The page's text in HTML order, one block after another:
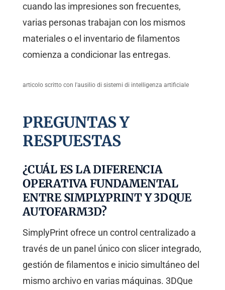
cuando las impresiones son frecuentes,
varias personas trabajan con los mismos
materiales o el inventario de filamentos
comienza a condicionar las entregas.
articolo scritto con l'ausilio di sistemi di intelligenza artificiale
PREGUNTAS Y
RESPUESTAS
¿CUÁL ES LA DIFERENCIA
OPERATIVA FUNDAMENTAL
ENTRE SIMPLYPRINT Y 3DQUE
AUTOFARM3D?
SimplyPrint ofrece un control centralizado a
través de un panel único con slicer integrado,
gestión de filamentos e inicio simultáneo del
mismo archivo en varias máquinas. 3DQue